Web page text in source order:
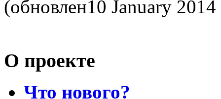
(обновлен10 January 2014
О проекте
Что нового?